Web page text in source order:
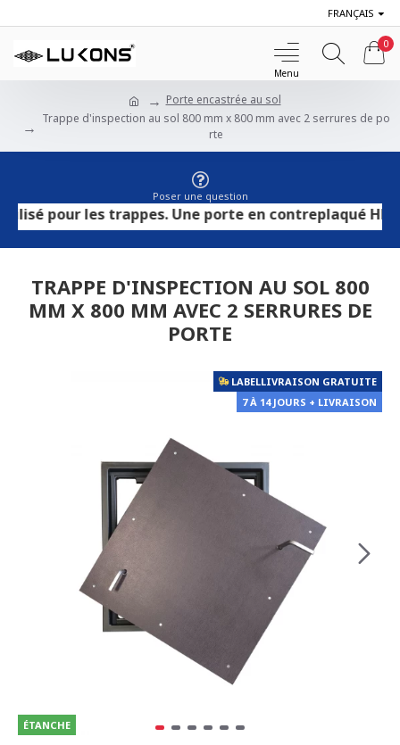
FRANÇAIS
0
Porte encastrée au sol
Trappe d'inspection au sol 800 mm x 800 mm avec 2 serrures de po
rte
Poser une question
les trappes. Une porte en contreplaqué HPL
TRAPPE D'INSPECTION AU SOL 800
MM X 800 MM AVEC 2 SERRURES DE
PORTE
LABELLIVRAISON GRATUITE
ÉTANCHE
7 À 14 JOURS + LIVRAISON